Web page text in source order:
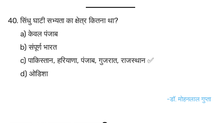
सिंधु घाटी सभ्यता का क्षेत्र कितना था?
a) केवल पंजाब
b) संपूर्ण भारत
c) पाकिस्तान, हरियाणा, पंजाब, गुजरात, राजस्थान ✅
d) ओडिशा
-डॉ. मोहनलाल गुप्ता